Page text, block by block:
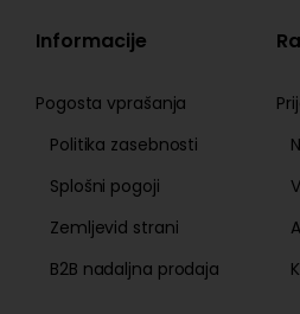
Informacije
Pogosta vprašanja
Politika zasebnosti
Splošni pogoji
Zemljevid strani
B2B nadaljna prodaja